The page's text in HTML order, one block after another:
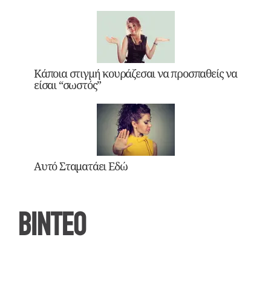
Κάποια στιγμή κουράζεσαι να προσπαθείς να
είσαι “σωστός”
Αυτό Σταματάει Εδώ
ΒΙΝΤΕΟ